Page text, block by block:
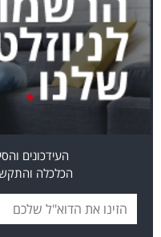
העידכונים
הכלכלה